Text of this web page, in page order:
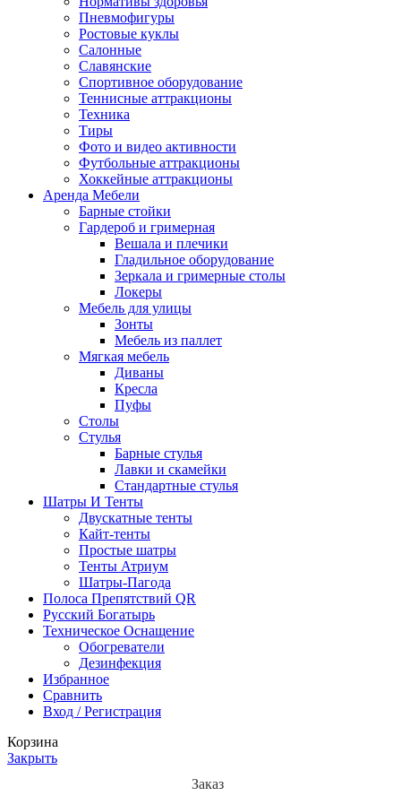
Пневмофигуры
Ростовые куклы
Салонные
Славянские
Спортивное оборудование
Теннисные аттракционы
Техника
Тиры
Фото и видео активности
Футбольные аттракционы
Хоккейные аттракционы
Аренда Мебели
Барные стойки
Гардероб и гримерная
Вешала и плечики
Гладильное оборудование
Зеркала и гримерные столы
Локеры
Мебель для улицы
Зонты
Мебель из паллет
Мягкая мебель
Диваны
Кресла
Пуфы
Столы
Стулья
Барные стулья
Лавки и скамейки
Стандартные стулья
Шатры И Тенты
Двускатные тенты
Кайт-тенты
Простые шатры
Тенты Атриум
Шатры-Пагода
Полоса Препятствий QR
Русский Богатырь
Техническое Оснащение
Обогреватели
Дезинфекция
Избранное
Сравнить
Вход / Регистрация
Корзина
Закрыть
Заказ